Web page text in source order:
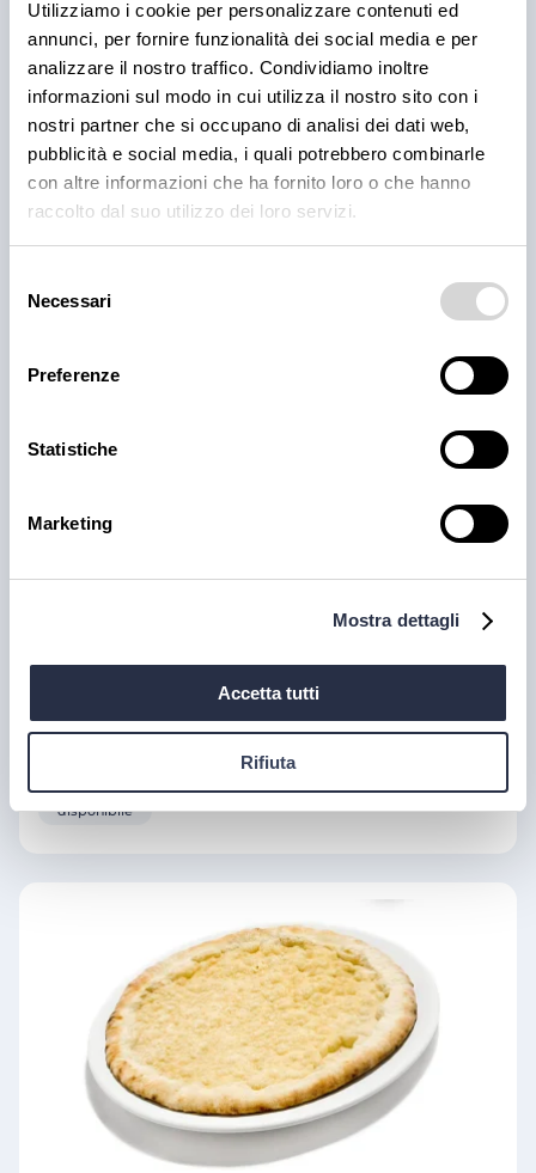
Utilizziamo i cookie per personalizzare contenuti ed
annunci, per fornire funzionalità dei social media e per
analizzare il nostro traffico. Condividiamo inoltre
informazioni sul modo in cui utilizza il nostro sito con i
nostri partner che si occupano di analisi dei dati web,
pubblicità e social media, i quali potrebbero combinarle
con altre informazioni che ha fornito loro o che hanno
raccolto dal suo utilizzo dei loro servizi.
delNecessari
Preferenze
Statistiche
Marketing
Mostra dettagli
Accetta tutti
Rifiuta
disponibile
Base per pizza bianca 30x60 650 gr
disponibile